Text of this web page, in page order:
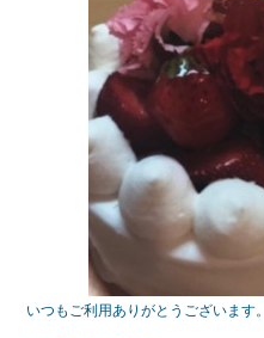
k
いつもご利用ありがとうございます。